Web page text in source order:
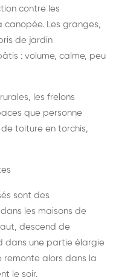
contre les
Les granges,
de jardin
: volume, calme, peu
les frelons
que personne
toiture en torchis,
sont des
les maisons de
descend de
dans une partie élargie
remonte alors dans la
le soir.